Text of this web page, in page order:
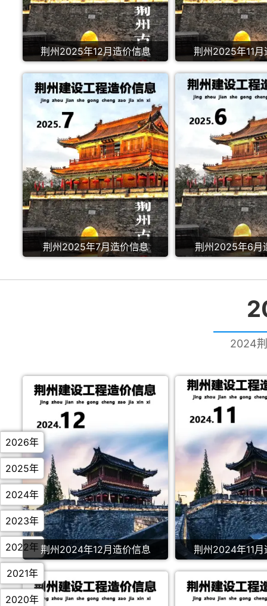
荆州2025年12月造价信息 荆州2025年11月
荆州2025年7月造价信息 荆州2025年6月
2024
荆州2024年12月造价信息 荆州2024年11月
2026年
2025年
2024年
2023年
2022年
2021年
2020年